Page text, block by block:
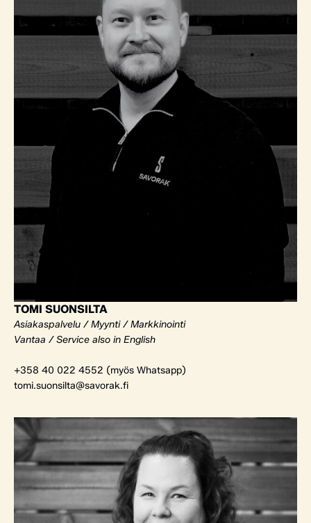
TOMI SUONSILTA
Asiakaspalvelu / Myynti / Markkinointi
Vantaa / Service also in English
+358 40 022 4552 (myös Whatsapp)
tomi.suonsilta@savorak.fi